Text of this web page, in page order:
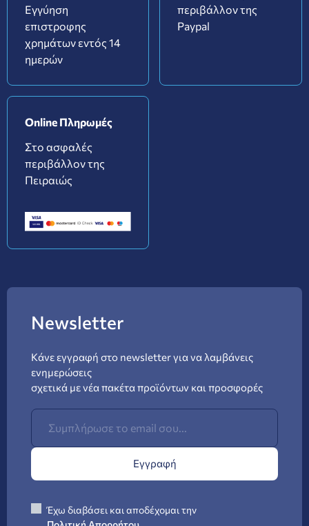
Εγγύηση
επιστροφης
χρημάτων εντός 14
ημερών
περιβάλλον της
Paypal
Online Πληρωμές
Στο ασφαλές
περιβάλλον της
Πειραιώς
Newsletter
Κάνε εγγραφή στο newsletter για να λαμβάνεις
ενημερώσεις
σχετικά με νέα πακέτα προϊόντων και προσφορές
Εγγραφή
Έχω διαβάσει και αποδέχομαι την